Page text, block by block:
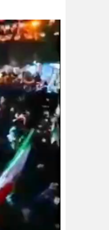
نمایشگر
ویدیو